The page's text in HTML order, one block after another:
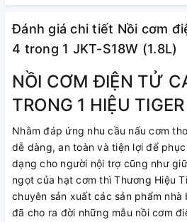
Đánh giá chi tiết Nồi cơm
4 trong 1 JKT-S18W (1.8L)
NỒI CƠM ĐIỆN TỬ
TRONG 1 HIỆU
Nhằm đáp ứng nhu cầu nấu cơm
dễ dàng, an toàn và tiện lợi để
dạng cho người nội trợ cũng như
ngọt của hạt cơm thì Thương Hiệu
chuyên sản xuất các sản phẩm
đã cho ra đời những mẫu nồi cơm